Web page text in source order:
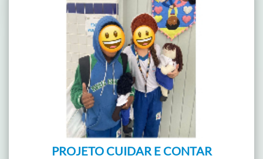
PROJETO CUIDAR E CONTAR